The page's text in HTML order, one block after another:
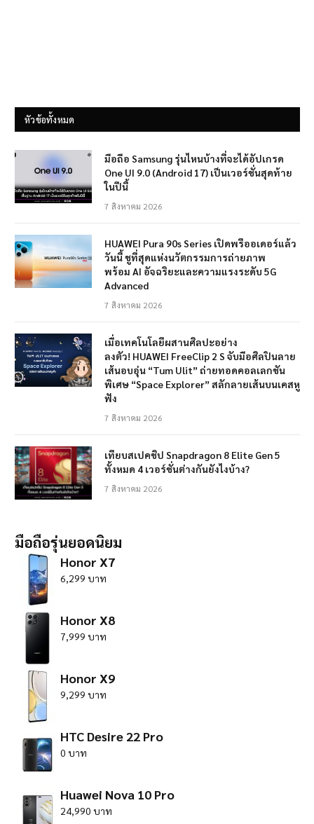
หัวข้อทั้งหมด
มือถือ Samsung รุ่นไหนบ้างที่จะได้อัปเกรด
One UI 9.0 (Android 17) เป็นเวอร์ชั่นสุดท้าย
ในปีนี้
7 สิงหาคม 2026
HUAWEI Pura 90s Series เปิดพรีออเดอร์แล้ว
วันนี้ ชูที่สุดแห่งนวัตกรรมการถ่ายภาพ
พร้อม AI อัจฉริยะและความแรงระดับ 5G
Advanced
7 สิงหาคม 2026
เมื่อเทคโนโลยีผสานศิลปะอย่าง
ลงตัว! HUAWEI FreeClip 2 S จับมือศิลปินลาย
เส้นอบอุ่น “Tum Ulit” ถ่ายทอดคอลเลกชัน
พิเศษ “Space Explorer” สลักลายเส้นบนเคสหู
ฟัง
7 สิงหาคม 2026
เทียบสเปคชิป Snapdragon 8 Elite Gen 5
ทั้งหมด 4 เวอร์ชั่นต่างกันยังไงบ้าง?
7 สิงหาคม 2026
มือถือรุ่นยอดนิยม
Honor X7
6,299 บาท
Honor X8
7,999 บาท
Honor X9
9,299 บาท
HTC Desire 22 Pro
0 บาท
Huawei Nova 10 Pro
24,990 บาท